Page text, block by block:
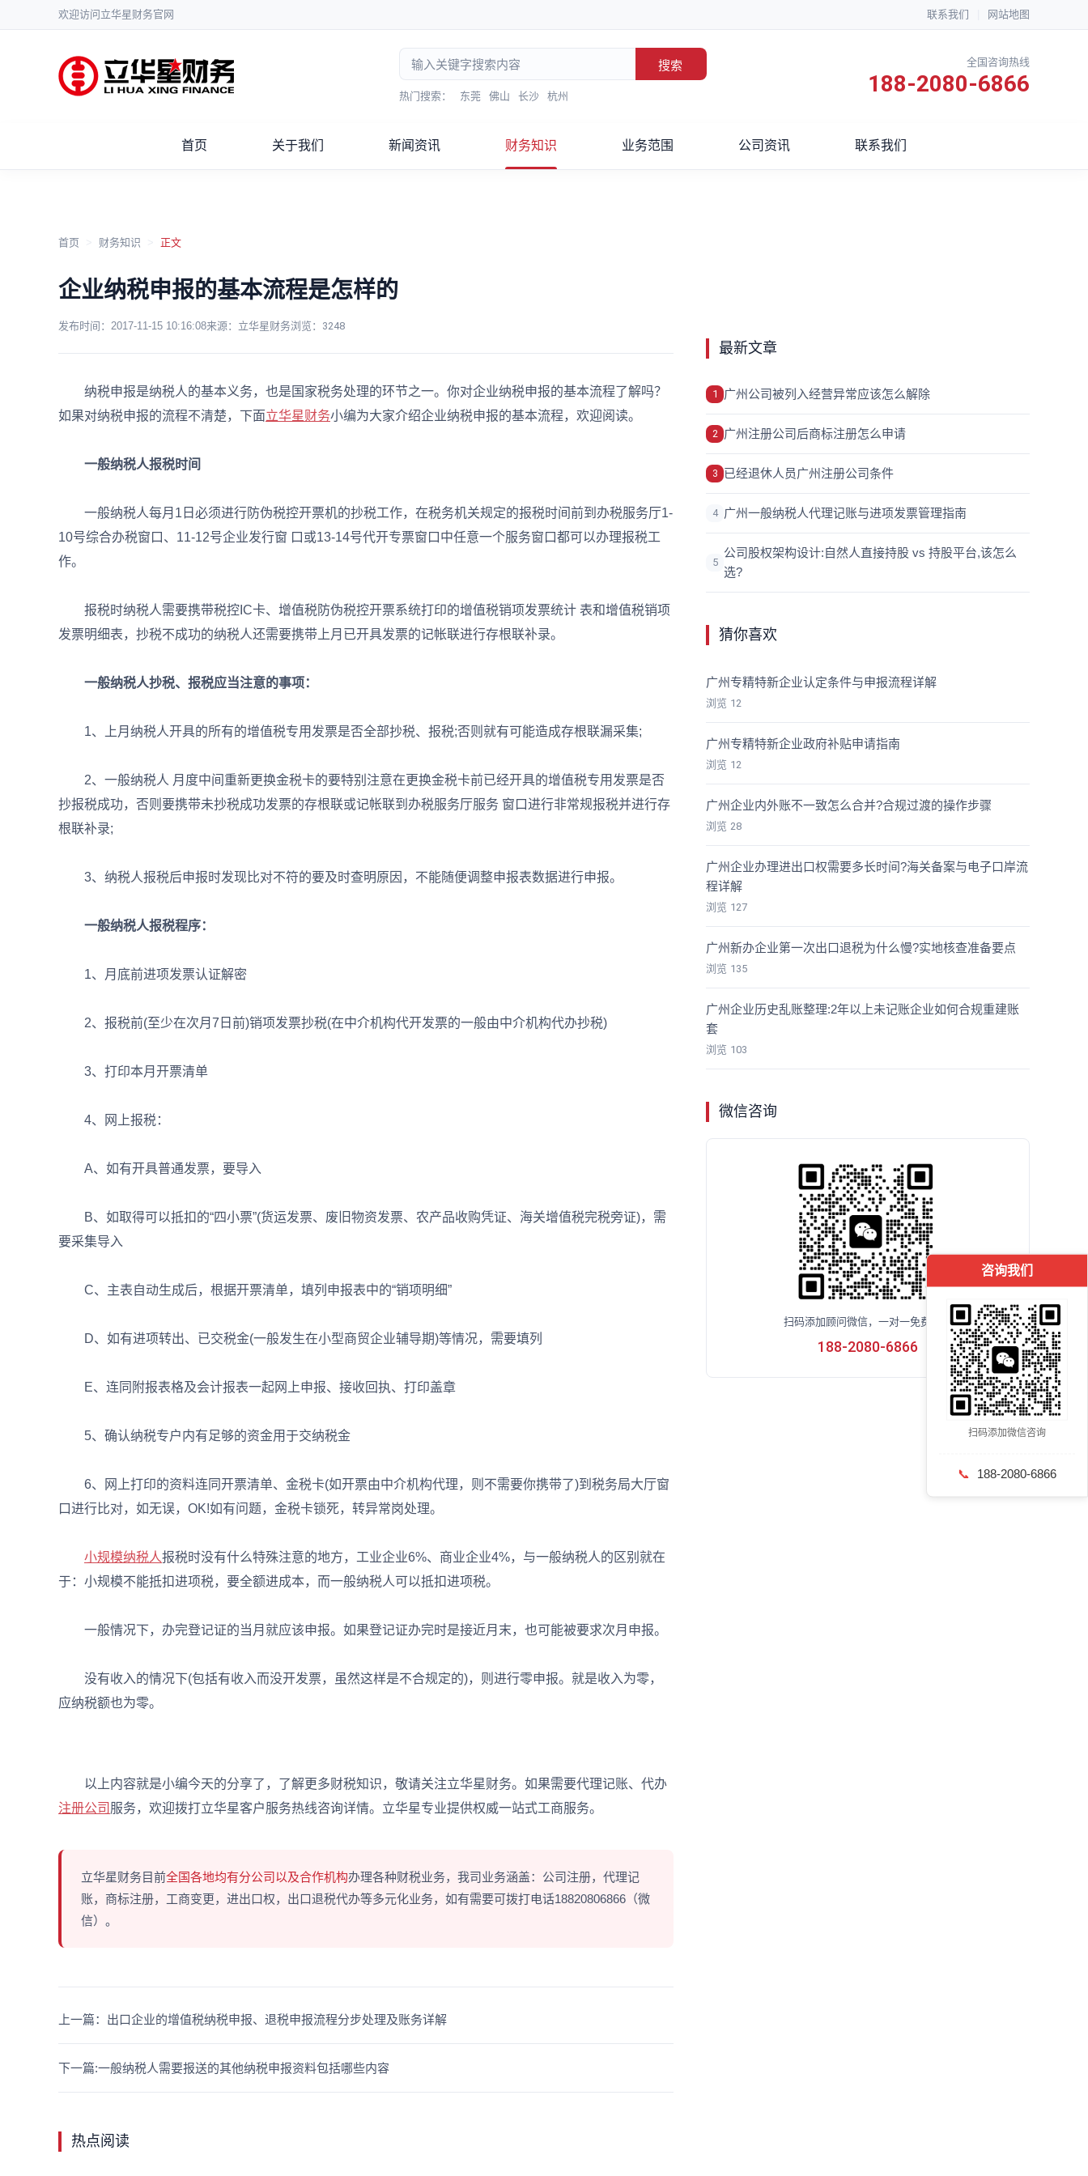
欢迎访问立华星财务官网 联系我们 网站地图
搜索
热门搜索： 东莞 佛山 长沙 杭州
全国咨询热线
188-2080-6866
首页 关于我们 新闻资讯 财务知识 业务范围 公司资讯 联系我们
首页 财务知识 正文
企业纳税申报的基本流程是怎样的
发布时间： 2017-11-15 10:16:08来源：立华星财务浏览： 3248
纳税申报是纳税人的基本义务，也是国家税务处理的环节之一。你对企业纳税申报的基本流程了解吗？
如果对纳税申报的流程不清楚，下面立华星财务小编为大家介绍企业纳税申报的基本流程，欢迎阅读。
一般纳税人报税时间
一般纳税人每月1日必须进行防伪税控开票机的抄税工作，在税务机关规定的报税时间前到办税服务厅1-
10号综合办税窗口、11-12号企业发行窗 口或13-14号代开专票窗口中任意一个服务窗口都可以办理报税工
作。
报税时纳税人需要携带税控IC卡、增值税防伪税控开票系统打印的增值税销项发票统计 表和增值税销项
发票明细表，抄税不成功的纳税人还需要携带上月已开具发票的记帐联进行存根联补录。
一般纳税人抄税、报税应当注意的事项：
1、上月纳税人开具的所有的增值税专用发票是否全部抄税、报税;否则就有可能造成存根联漏采集;
2、一般纳税人 月度中间重新更换金税卡的要特别注意在更换金税卡前已经开具的增值税专用发票是否
抄报税成功，否则要携带未抄税成功发票的存根联或记帐联到办税服务厅服务 窗口进行非常规报税并进行存
根联补录;
3、纳税人报税后申报时发现比对不符的要及时查明原因，不能随便调整申报表数据进行申报。
一般纳税人报税程序：
1、月底前进项发票认证解密
2、报税前(至少在次月7日前)销项发票抄税(在中介机构代开发票的一般由中介机构代办抄税)
3、打印本月开票清单
4、网上报税：
A、如有开具普通发票，要导入
B、如取得可以抵扣的“四小票”(货运发票、废旧物资发票、农产品收购凭证、海关增值税完税旁证)，需
要采集导入
C、主表自动生成后，根据开票清单，填列申报表中的“销项明细”
D、如有进项转出、已交税金(一般发生在小型商贸企业辅导期)等情况，需要填列
E、连同附报表格及会计报表一起网上申报、接收回执、打印盖章
5、确认纳税专户内有足够的资金用于交纳税金
6、网上打印的资料连同开票清单、金税卡(如开票由中介机构代理，则不需要你携带了)到税务局大厅窗
口进行比对，如无误，OK!如有问题，金税卡锁死，转异常岗处理。
小规模纳税人报税时没有什么特殊注意的地方，工业企业6%、商业企业4%，与一般纳税人的区别就在
于：小规模不能抵扣进项税，要全额进成本，而一般纳税人可以抵扣进项税。
一般情况下，办完登记证的当月就应该申报。如果登记证办完时是接近月末，也可能被要求次月申报。
没有收入的情况下(包括有收入而没开发票，虽然这样是不合规定的)，则进行零申报。就是收入为零，
应纳税额也为零。
以上内容就是小编今天的分享了，了解更多财税知识，敬请关注立华星财务。如果需要代理记账、代办
注册公司 服务，欢迎拨打立华星客户服务热线咨询详情。立华星专业提供权威一站式工商服务。
立华星财务目前全国各地均有分公司以及合作机构办理各种财税业务，我司业务涵盖：公司注册，代理记
账，商标注册，工商变更，进出口权，出口退税代办等多元化业务，如有需要可拨打电话18820806866（微
信）。
下一篇:一般纳税人需要报送的其他纳税申报资料包括哪些内容
上一篇：出口企业的增值税纳税申报、退税申报流程分步处理及账务详解
热点阅读
最新文章
1 广州公司被列入经营异常应该怎么解除
2 广州注册公司后商标注册怎么申请
3 已经退休人员广州注册公司条件
4 广州一般纳税人代理记账与进项发票管理指南
5
公司股权架构设计:自然人直接持股 vs 持股平台,该怎么
选?
猜你喜欢
广州专精特新企业认定条件与申报流程详解
浏览 12
广州专精特新企业政府补贴申请指南
浏览 12
广州企业内外账不一致怎么合并?合规过渡的操作步骤
浏览 28
广州企业办理进出口权需要多长时间?海关备案与电子口岸流
程详解
浏览 127
广州新办企业第一次出口退税为什么慢?实地核查准备要点
浏览 135
广州企业历史乱账整理:2年以上未记账企业如何合规重建账
套
浏览 103
微信咨询
扫码添加顾问微信，一对一免费咨询
188-2080-6866
咨询我们
扫码添加微信咨询
📞 188-2080-6866